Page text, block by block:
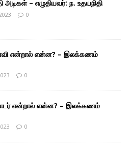
அடிகள் – எழுதியவர்: ந. உதயநிதி
0
என்றால் என்ன? – இலக்கணம்
0
என்றால் என்ன? – இலக்கணம்
0